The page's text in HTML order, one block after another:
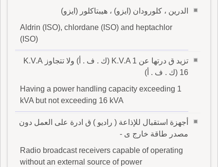
الدرين ، كلورودان (ايزو) ، هيبتاكلور (ايزو)
Aldrin (ISO), chlordane (ISO) and heptachlor
(ISO)
تزيد ق درتها عن K.V.A 1 (ك . ف . أ) ولا تتجاوز K.V.A
16 (ك . ف . أ)
Having a power handling capacity exceeding 1
kVA but not exceeding 16 kVA
أجهزة استقبال للإذاعة ( راديو ) ق ادرة على العمل دون
مصدر طاقة خارج ى -
Radio broadcast receivers capable of operating
without an external source of power